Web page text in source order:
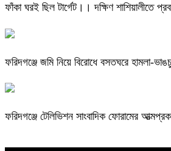
ফাঁকা ঘরই ছিল টার্গেট।। দক্ষিণ শাশিয়ালীতে
ফরিদগঞ্জে জমি নিয়ে বিরোধে বসতঘরে হামলা-
ফরিদগঞ্জে টেলিভিশন সাংবাদিক ফোরামের